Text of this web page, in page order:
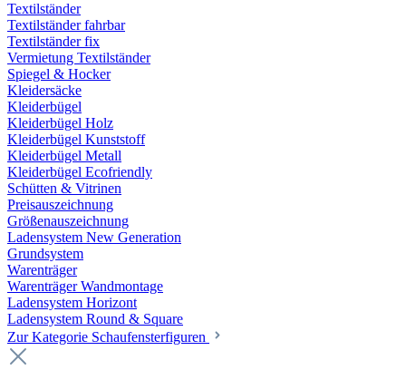
Textilständer
Textilständer fahrbar
Textilständer fix
Vermietung Textilständer
Spiegel & Hocker
Kleidersäcke
Kleiderbügel
Kleiderbügel Holz
Kleiderbügel Kunststoff
Kleiderbügel Metall
Kleiderbügel Ecofriendly
Schütten & Vitrinen
Preisauszeichnung
Größenauszeichnung
Ladensystem New Generation
Grundsystem
Warenträger
Warenträger Wandmontage
Ladensystem Horizont
Ladensystem Round & Square
Zur Kategorie Schaufenster­figuren